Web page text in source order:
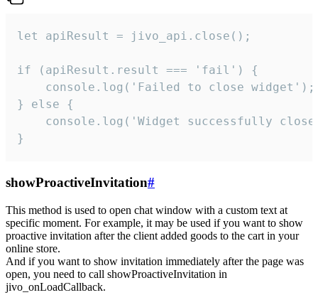
let apiResult = jivo_api.close();
if (apiResult.result === 'fail') {
    console.log('Failed to close widget');
} else {
console.log('Widget successfully
}
showProactiveInvitation#
This method is used to open chat window with a custom text at
specific moment. For example, it may be used if you want to show
proactive invitation after the client added goods to the cart in your
online store.
And if you want to show invitation immediately after the page was
open, you need to call showProactiveInvitation in
jivo_onLoadCallback.